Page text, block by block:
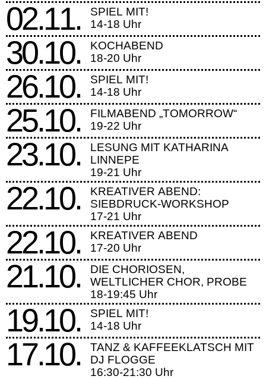
02.11.
SPIEL MIT!
14-18 Uhr
30.10.
KOCHABEND
18-20 Uhr
26.10.
SPIEL MIT!
14-18 Uhr
25.10.
FILMABEND „TOMORROW“
19-22 Uhr
23.10.
LESUNG MIT KATHARINA
LINNEPE
19-21 Uhr
22.10.
KREATIVER ABEND:
SIEBDRUCK-WORKSHOP
17-21 Uhr
22.10.
KREATIVER ABEND
17-20 Uhr
21.10.
DIE CHORIOSEN,
WELTLICHER CHOR, PROBE
18-19:45 Uhr
19.10.
SPIEL MIT!
14-18 Uhr
17.10.
TANZ & KAFFEEKLATSCH MIT
DJ FLOGGE
16:30-21:30 Uhr